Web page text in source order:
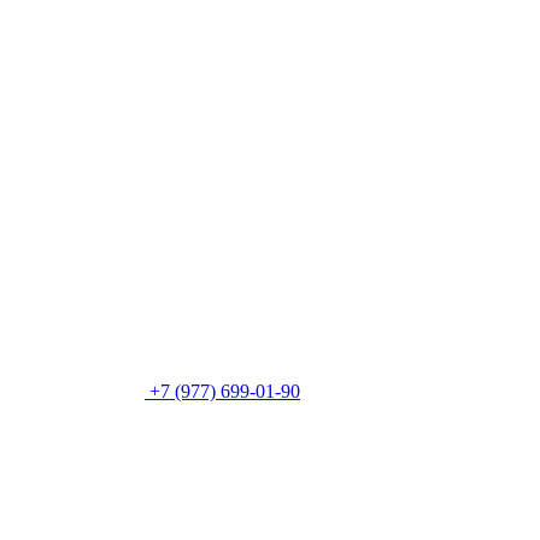
+7 (977) 699-01-90